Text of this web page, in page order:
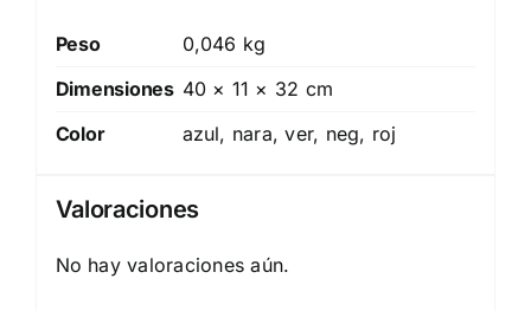
Peso
0,046 kg
Dimensiones 40 × 11 × 32 cm
Color
azul, nara, ver, neg, roj
Valoraciones
No hay valoraciones aún.